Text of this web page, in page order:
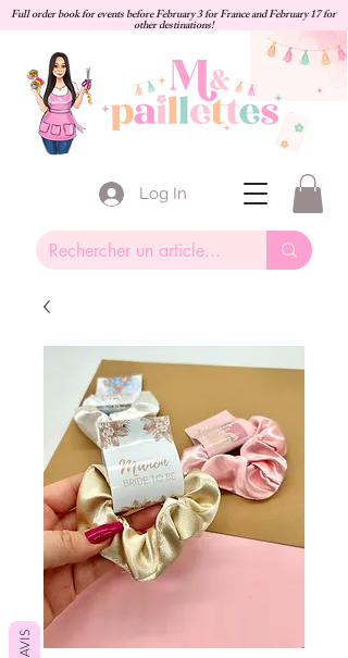
Full order book for events before February 3 for France and February 17 for
other destinations!
Log In
AVIS